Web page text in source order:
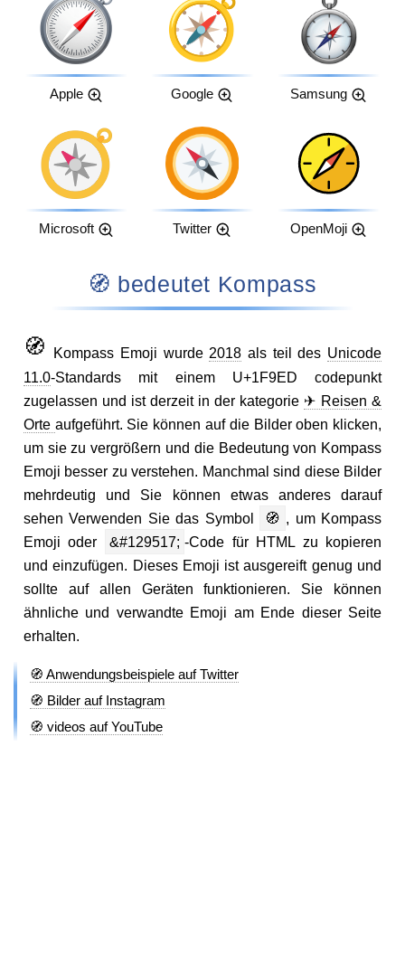
Apple Google Samsung
Microsoft Twitter OpenMoji
🧭 bedeutet Kompass
🧭 Kompass Emoji wurde 2018 als teil des Unicode
11.0-Standards mit einem U+1F9ED codepunkt
zugelassen und ist derzeit in der kategorie ✈ Reisen &
Orte aufgeführt. Sie können auf die Bilder oben klicken,
um sie zu vergrößern und die Bedeutung von Kompass
Emoji besser zu verstehen. Manchmal sind diese Bilder
mehrdeutig und Sie können etwas anderes darauf
sehen Verwenden Sie das Symbol
🧭 , um Kompass
Emoji oder
&#129517; -Code für HTML zu kopieren
und einzufügen. Dieses Emoji ist ausgereift genug und
sollte auf allen Geräten funktionieren. Sie können
ähnliche und verwandte Emoji am Ende dieser Seite
erhalten.
🧭 Anwendungsbeispiele auf Twitter
🧭 Bilder auf Instagram
🧭 videos auf YouTube